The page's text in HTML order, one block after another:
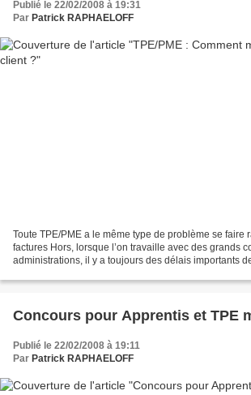
Publié le 22/02/2008 à 19:31
Par Patrick RAPHAELOFF
Toute TPE/PME a le même type de problème se faire
factures Hors, lorsque l’on travaille avec des grands
administrations, il y a toujours des délais importants
Concours pour Apprentis et TPE
Publié le 22/02/2008 à 19:11
Par Patrick RAPHAELOFF